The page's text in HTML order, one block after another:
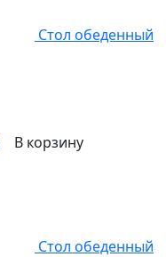
Стол обеденный
В корзину
Стол обеденный